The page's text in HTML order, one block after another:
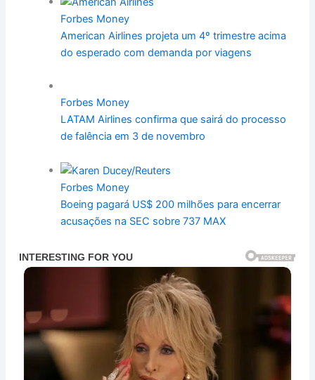
Forbes Money
American Airlines projeta um 4º trimestre acima
do esperado com demanda por viagens
Forbes Money
LATAM Airlines confirma que sairá do processo
de falência em 3 de novembro
Forbes Money
Boeing pagará US$ 200 milhões para encerrar
acusações na SEC sobre 737 MAX